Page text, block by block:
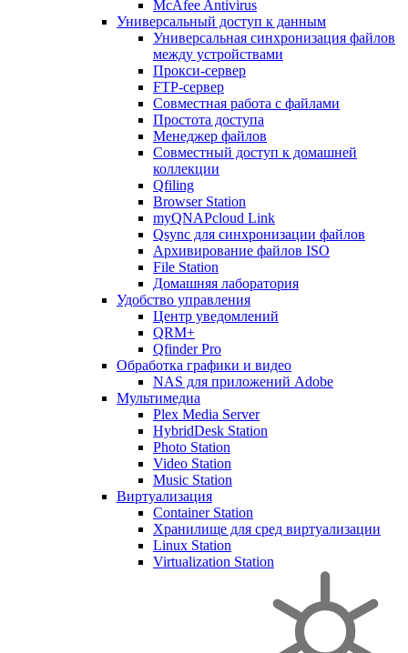
McAfee Antivirus
Универсальный доступ к данным
Универсальная синхронизация файлов
между устройствами
Прокси-сервер
FTP-сервер
Совместная работа с файлами
Простота доступа
Менеджер файлов
Совместный доступ к домашней
коллекции
Qfiling
Browser Station
myQNAPcloud Link
Qsync для синхронизации файлов
Архивирование файлов ISO
File Station
Домашняя лаборатория
Удобство управления
Центр уведомлений
QRM+
Qfinder Pro
Обработка графики и видео
NAS для приложений Adobe
Мультимедиа
Plex Media Server
HybridDesk Station
Photo Station
Video Station
Music Station
Виртуализация
Container Station
Хранилище для сред виртуализации
Linux Station
Virtualization Station